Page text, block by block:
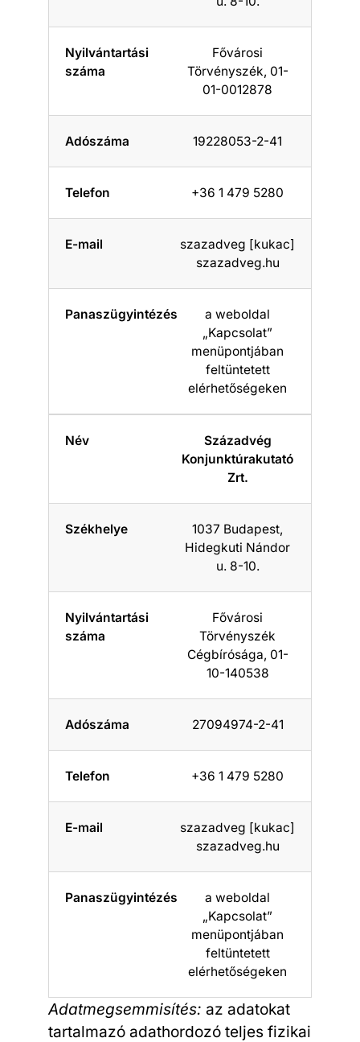
Nyilvántartási
száma
Fővárosi
Törvényszék, 01-
01-0012878
Adószáma 19228053-2-41
Telefon +36 1 479 5280
E-mail
szazadveg [kukac]
szazadveg.hu
Panaszügyintézés
a weboldal
„Kapcsolat”
menüpontjában
feltüntetett
elérhetőségeken
Név
Századvég
Konjunktúrakutató
Zrt.
Székhelye
1037 Budapest,
Hidegkuti Nándor
u. 8-10.
Nyilvántartási
száma
Fővárosi
Törvényszék
Cégbírósága, 01-
10-140538
Adószáma 27094974-2-41
Telefon +36 1 479 5280
E-mail
szazadveg [kukac]
szazadveg.hu
Panaszügyintézés
a weboldal
„Kapcsolat”
menüpontjában
feltüntetett
elérhetőségeken
Adatmegsemmisítés: az adatokat
tartalmazó adathordozó teljes fizikai